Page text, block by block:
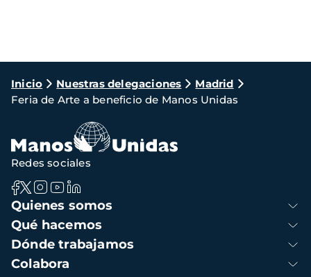
Ruta
de
navegación
Inicio Nuestras delegaciones
Madrid
Feria de Arte a beneficio de Manos Unidas
Navegación
principal
Quienes somos
Qué hacemos
Dónde trabajamos
Colabora
Redes sociales